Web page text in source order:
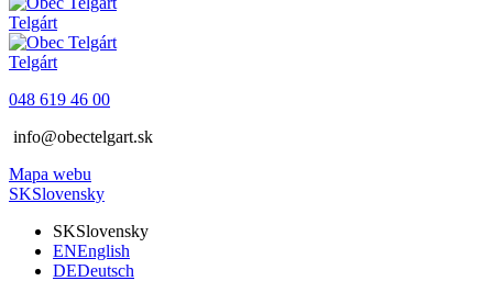
Telgárt
Telgárt
048 619 46 00
info@obectelgart.sk
Mapa webu
SKSlovensky
SKSlovensky
ENEnglish
DEDeutsch